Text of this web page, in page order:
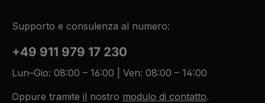
Supporto e consulenza al numero:
+49 911 979 17 230
Lun–Gio: 08:00 – 16:00 | Ven: 08:00 – 14:00
Oppure tramite il nostro modulo di contatto.